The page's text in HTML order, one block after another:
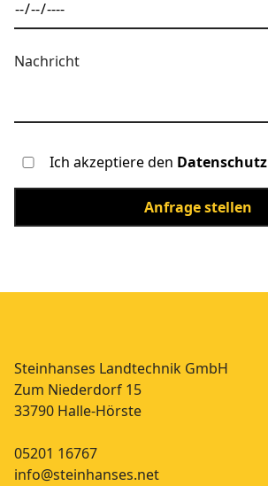
Ich akzeptiere den Datenschutz
Steinhanses Landtechnik GmbH
Zum Niederdorf 15
33790 Halle-Hörste
05201 16767
info@steinhanses.net